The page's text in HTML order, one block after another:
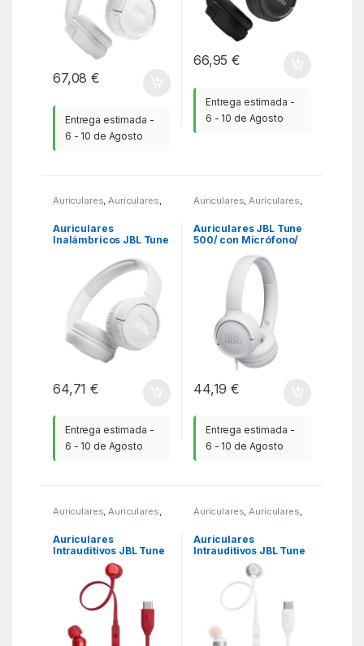
67,08€
Entrega estimada -
6 - 10 de Agosto
66,95€
Entrega estimada -
6 - 10 de Agosto
Auriculares,Auriculares,
Auriculares
Inalámbricos JBL Tune
Bluetooth/ Blancos
64,71€
Entrega estimada -
6 - 10 de Agosto
Auriculares,Auriculares,
Auriculares JBL Tune
500/ con Micrófono/
44,19€
Entrega estimada -
6 - 10 de Agosto
Auriculares Auriculares
Auriculares
Intrauditivos JBL Tune
310C/ con Micrófono/
Auriculares Auriculares
Auriculares
Intrauditivos JBL Tune
310C/ con Micrófono/